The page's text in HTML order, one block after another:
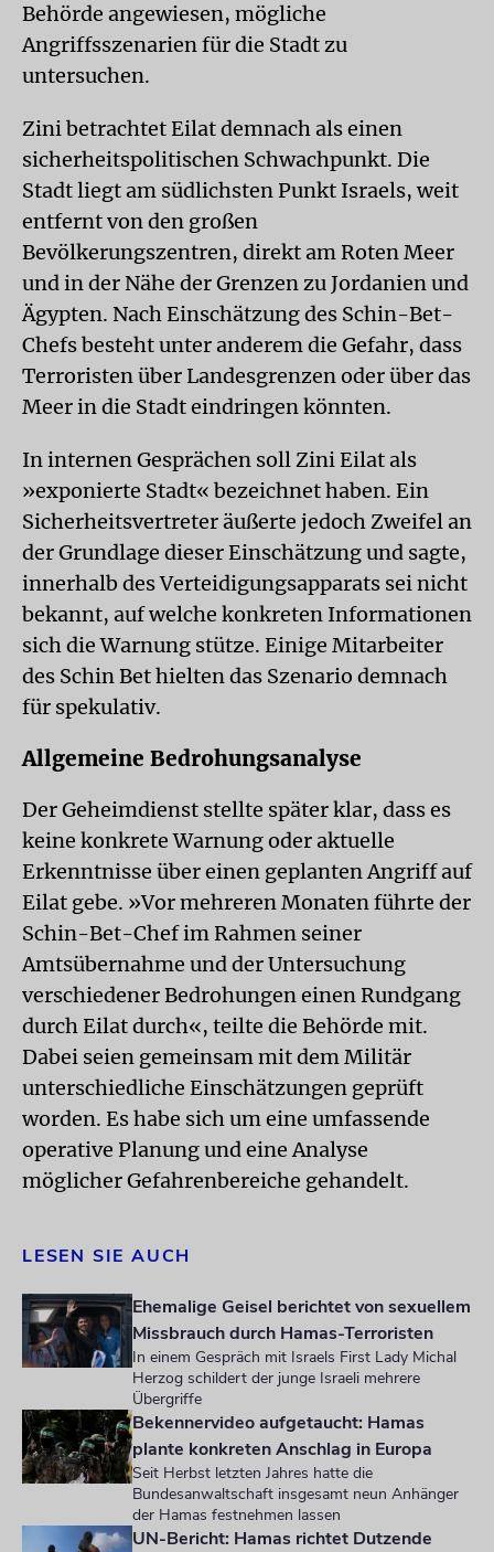
Behörde angewiesen, mögliche
Angriffsszenarien für die Stadt zu
untersuchen.
Zini betrachtet Eilat demnach als einen
sicherheitspolitischen Schwachpunkt. Die
Stadt liegt am südlichsten Punkt Israels, weit
entfernt von den großen
Bevölkerungszentren, direkt am Roten Meer
und in der Nähe der Grenzen zu Jordanien und
Ägypten. Nach Einschätzung des Schin-Bet-
Chefs besteht unter anderem die Gefahr, dass
Terroristen über Landesgrenzen oder über das
Meer in die Stadt eindringen könnten.
In internen Gesprächen soll Zini Eilat als
»exponierte Stadt« bezeichnet haben. Ein
Sicherheitsvertreter äußerte jedoch Zweifel an
der Grundlage dieser Einschätzung und sagte,
innerhalb des Verteidigungsapparats sei nicht
bekannt, auf welche konkreten Informationen
sich die Warnung stütze. Einige Mitarbeiter
des Schin Bet hielten das Szenario demnach
für spekulativ.
Allgemeine Bedrohungsanalyse
Der Geheimdienst stellte später klar, dass es
keine konkrete Warnung oder aktuelle
Erkenntnisse über einen geplanten Angriff auf
Eilat gebe. »Vor mehreren Monaten führte der
Schin-Bet-Chef im Rahmen seiner
Amtsübernahme und der Untersuchung
verschiedener Bedrohungen einen Rundgang
durch Eilat durch«, teilte die Behörde mit.
Dabei seien gemeinsam mit dem Militär
unterschiedliche Einschätzungen geprüft
worden. Es habe sich um eine umfassende
operative Planung und eine Analyse
möglicher Gefahrenbereiche gehandelt.
LESEN SIE AUCH
Ehemalige Geisel berichtet von sexuellem
Missbrauch durch Hamas-Terroristen
In einem Gespräch mit Israels First Lady Michal
Herzog schildert der junge Israeli mehrere
Übergriffe
Bekennervideo aufgetaucht: Hamas
plante konkreten Anschlag in Europa
Seit Herbst letzten Jahres hatte die
Bundesanwaltschaft insgesamt neun Anhänger
der Hamas festnehmen lassen
UN-Bericht: Hamas richtet Dutzende